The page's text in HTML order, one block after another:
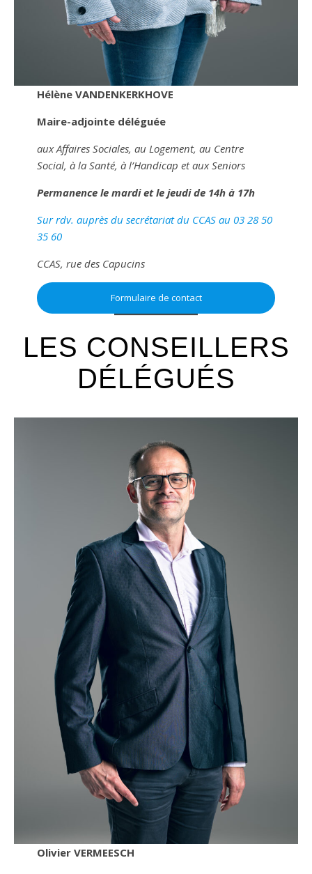
Hélène VANDENKERKHOVE
Maire-adjointe déléguée
aux Affaires Sociales, au Logement, au Centre
Social, à la Santé, à l’Handicap et aux Seniors
Permanence le mardi et le jeudi de 14h à 17h
Sur rdv. auprès du secrétariat du CCAS au 03 28 50
35 60
CCAS, rue des Capucins
Formulaire de contact
LES CONSEILLERS
DÉLÉGUÉS
Olivier VERMEESCH